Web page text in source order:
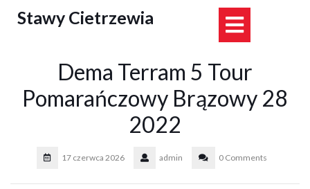
Stawy Cietrzewia
Dema Terram 5 Tour
Pomarańczowy Brązowy 28
2022
17 czerwca 2026 admin 0 Comments